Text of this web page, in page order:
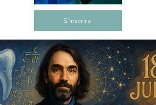
S'inscrire